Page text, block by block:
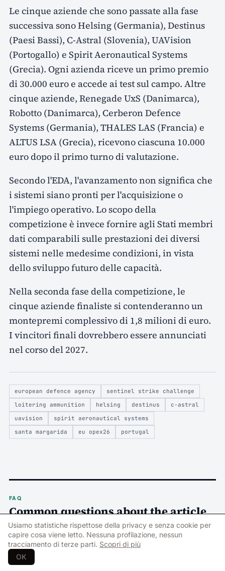
Le cinque aziende che sono passate alla fase
successiva sono Helsing (Germania), Destinus
(Paesi Bassi), C-Astral (Slovenia), UAVision
(Portogallo) e Spirit Aeronautical Systems
(Grecia). Ogni azienda riceve un primo premio
di 30.000 euro e accede ai test sul campo. Altre
cinque aziende, Renegade UxS (Danimarca),
Robotto (Danimarca), Cerberon Defence
Systems (Germania), THALES LAS (Francia) e
ALTUS LSA (Grecia), ricevono ciascuna 10.000
euro dopo il primo turno di valutazione.
Secondo l'EDA, l'avanzamento non significa che
i sistemi siano pronti per l'acquisizione o
l'impiego operativo. Lo scopo della
competizione è invece fornire agli Stati membri
dati comparabili sulle prestazioni dei diversi
sistemi nelle medesime condizioni, in vista
dello sviluppo futuro delle capacità.
Nella seconda fase della competizione, le
cinque aziende finaliste si contenderanno un
montepremi complessivo di 1,8 milioni di euro.
I vincitori finali dovrebbero essere annunciati
nel corso del 2027.
european defence agency
sentinel strike challenge
loitering ammunition
helsing destinus
c-astral
uavision
spirit aeronautical systems
santa margarida
eu opex26 portugal
FAQ
Common questions about the article
Questions and answers generated automatically from the article
content.
Vilka fem företag har gått vidare i EDA:s Sentinel
Usiamo statistiche rispettose della privacy e senza cookie per
capire cosa viene letto. Nessuna profilazione, nessun
tracciamento di terze parti. Scopri di più
OK